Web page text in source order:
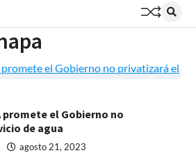
promete el Gobierno no
de agua
agosto 21, 2023